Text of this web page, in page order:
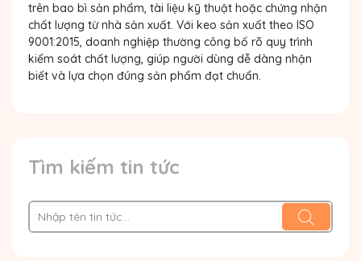
trên bao bì sản phẩm, tài liệu kỹ thuật hoặc chứng nhận
chất lượng từ nhà sản xuất. Với keo sản xuất theo ISO
9001:2015, doanh nghiệp thường công bố rõ quy trình
kiểm soát chất lượng, giúp người dùng dễ dàng nhận
biết và lựa chọn đúng sản phẩm đạt chuẩn.
Tìm kiếm tin tức